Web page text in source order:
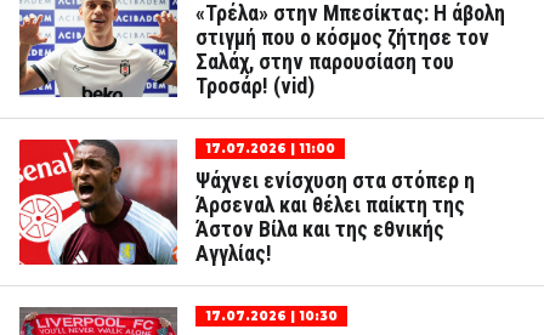
«Τρέλα» στην Μπεσίκτας: Η άβολη
στιγμή που ο κόσμος ζήτησε τον
Σαλάχ, στην παρουσίαση του
Τροσάρ! (vid)
17.07.2026 | 11:00
Ψάχνει ενίσχυση στα στόπερ η
Άρσεναλ και θέλει παίκτη της
Άστον Βίλα και της εθνικής
Αγγλίας!
17.07.2026 | 10:30